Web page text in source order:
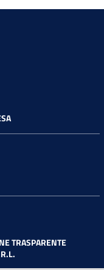
TRASPARENTE